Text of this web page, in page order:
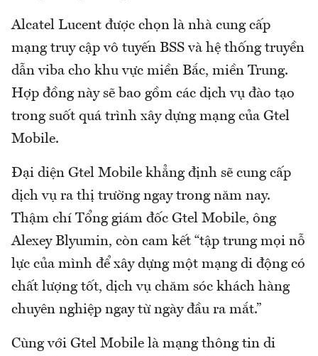
Alcatel Lucent được chọn là nhà cung cấp
mạng truy cập vô tuyến BSS và hệ thống truyền
dẫn viba cho khu vực miền Bắc, miền Trung.
Hợp đồng này sẽ bao gồm các dịch vụ đào tạo
trong suốt quá trình xây dựng mạng của Gtel
Mobile.
Đại diện Gtel Mobile khẳng định sẽ cung cấp
dịch vụ ra thị trường ngay trong năm nay.
Thậm chí Tổng giám đốc Gtel Mobile, ông
Alexey Blyumin, còn cam kết “tập trung mọi nỗ
lực của mình để xây dựng một mạng di động có
chất lượng tốt, dịch vụ chăm sóc khách hàng
chuyên nghiệp ngay từ ngày đầu ra mắt.”
Cùng với Gtel Mobile là mạng thông tin di